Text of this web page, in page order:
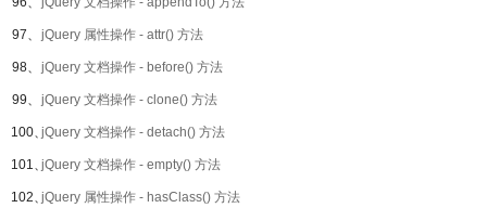
97、 jQuery 属性操作 - attr() 方法
98、 jQuery 文档操作 - before() 方法
99、 jQuery 文档操作 - clone() 方法
100、jQuery 文档操作 - detach() 方法
101、jQuery 文档操作 - empty() 方法
102、jQuery 属性操作 - hasClass() 方法